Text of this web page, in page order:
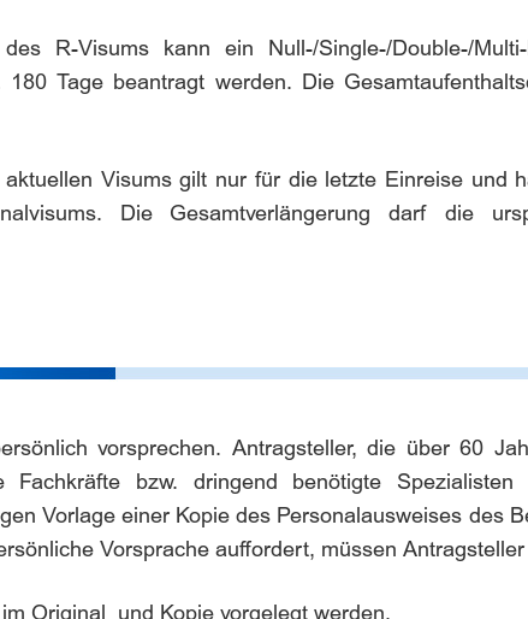
R-Visums kann ein Null-/Single-/Double-/
Tage beantragt werden. Die
Visums gilt nur für die letzte Einreise
Die Gesamtverlängerung darf die
vorsprechen. Antragsteller, die über 60
Fachkräfte bzw. dringend benötigte
Vorlage einer Kopie des Personalausweises des
Vorsprache auffordert, müssen